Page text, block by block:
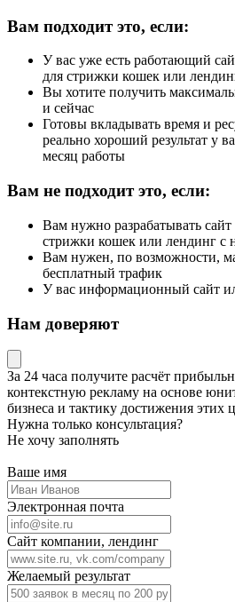
Вам подходит это, если:
У вас уже есть работающий
для стрижки кошек или
Вы хотите получить
и сейчас
Готовы вкладывать время и
реально хороший результат у
месяц работы
Вам не подходит это, если:
Вам нужно разрабатывать
стрижки кошек или лендинг с
Вам нужен, по возможности,
бесплатный трафик
У вас информационный сайт
Нам доверяют
За 24 часа получите расчёт
контекстную рекламу на основе
бизнеса и тактику достижения этих
Нужна только консультация?
Не хочу заполнять
Ваше имя
Электронная почта
Сайт компании, лендинг
Желаемый результат